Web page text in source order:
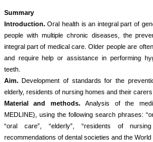
Summary
Introduction.Oral health is an integral part of
people with multiple chronic diseases, the
integral part of medical care. Older people are
and require help or assistance in performing
teeth.
Aim. Development of standards for the
elderly, residents of nursing homes and their carers.
Material and methods.Analysis of the
MEDLINE), using the following search phrases:
“oral care”, “elderly”, “residents of
recommendations of dental societies and the